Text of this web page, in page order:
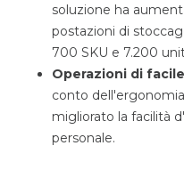
soluzione ha
postazioni di
700 SKU e 7.200
Operazioni di
conto
migliorato la facilità
personale.